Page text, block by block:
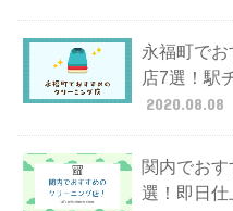
永福町で
店7選！駅
2020.08.08
関内でお
選！即日仕